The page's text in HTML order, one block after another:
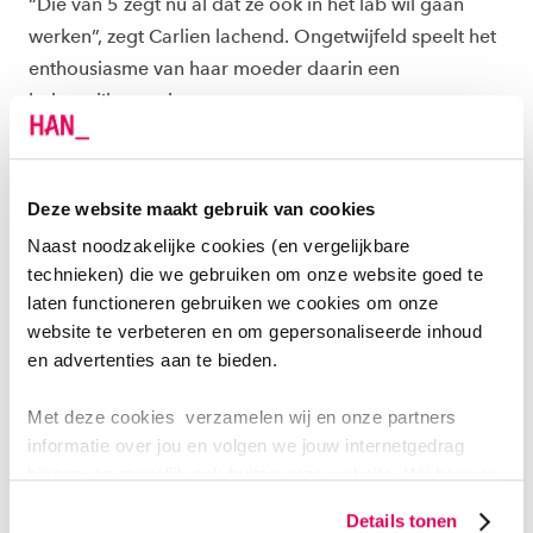
Deze website maakt gebruik van cookies
Naast noodzakelijke cookies (en vergelijkbare
technieken) die we gebruiken om onze website goed te
laten functioneren gebruiken we cookies om onze
website te verbeteren en om gepersonaliseerde inhoud
en advertenties aan te bieden.
Met deze cookies verzamelen wij en onze partners
informatie over jou en volgen we jouw internetgedrag
Details tonen
werken”, zegt Carlien lachend. Ongetwijfeld speelt het
enthousiasme van haar moeder daarin een
belangrijkere rol.
Ik hoorde altijd hele goede
verhalen over ATBC en HAN
BioCentre
Carlien Verberne